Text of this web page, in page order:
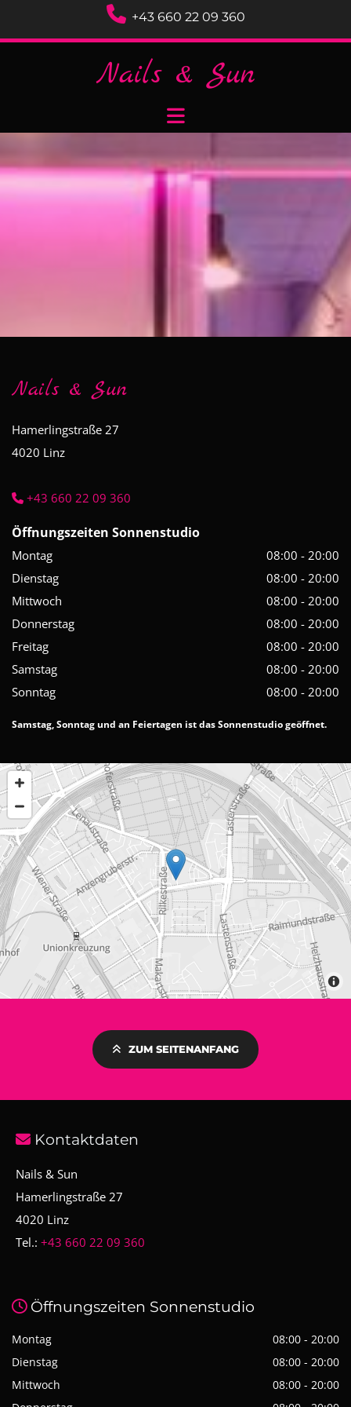
 +43 660 22 09 360
Nails & Sun
Nails & Sun
Hamerlingstraße 27
4020 Linz
 +43 660 22 09 360
Öffnungszeiten Sonnenstudio
Montag
08:00 - 20:00
Dienstag
08:00 - 20:00
Mittwoch
08:00 - 20:00
Donnerstag
08:00 - 20:00
Freitag
08:00 - 20:00
Samstag
08:00 - 20:00
Sonntag
08:00 - 20:00
Samstag, Sonntag und an Feiertagen ist das Sonnenstudio geöffnet.
ZUM SEITENANFANG
 Kontaktdaten
Nails & Sun
Hamerlingstraße 27
4020 Linz
Tel.: +43 660 22 09 360
Öffnungszeiten Sonnenstudio
Montag
08:00 - 20:00
Dienstag
08:00 - 20:00
Mittwoch
08:00 - 20:00